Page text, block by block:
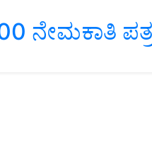
ನೇಮಕಾತಿ ಪತ್ರ